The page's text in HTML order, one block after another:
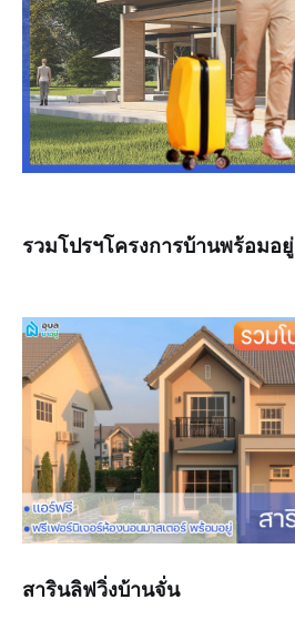
รวมโปรฯโครงการบ้านพร้อมอยู่
สารินลิฟวิ่งบ้านจั่น